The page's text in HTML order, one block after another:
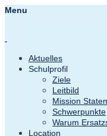
Menu
Aktuelles
Schulprofil
Ziele
Leitbild
Mission
Schwerpunkte
Warum
Location